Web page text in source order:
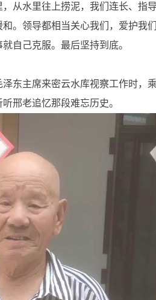
从水里往上捞泥，我们连长、指
。领导都相当关心我们，爱护我
自己克服。最后坚持到底。
东主席来密云水库视察工作时，
邢老追忆那段难忘历史。